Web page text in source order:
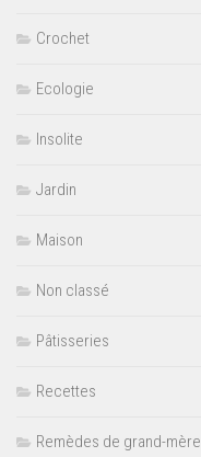
Crochet
Ecologie
Insolite
Jardin
Maison
Non classé
Pâtisseries
Recettes
Remèdes de grand-mère